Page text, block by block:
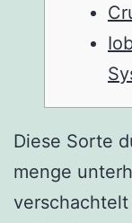
Diese Sorte
menge